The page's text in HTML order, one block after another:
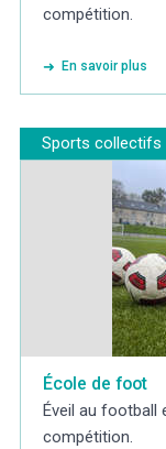
compétition.
En savoir plus
Sports collectifs
École de foot
Éveil au football
compétition.